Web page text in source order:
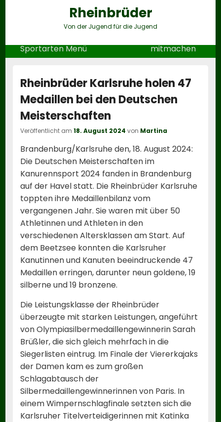
Rheinbrüder
Von der Jugend für die Jugend
Header
Right
Area
Sportarten Menü mitmachen
Rheinbrüder Karlsruhe holen 47
Medaillen bei den Deutschen
Meisterschaften
Veröffentlicht am18. August 2024 von Martina
Brandenburg/Karlsruhe den, 18. August 2024:
Die Deutschen Meisterschaften im
Kanurennsport 2024 fanden in Brandenburg
auf der Havel statt. Die Rheinbrüder Karlsruhe
toppten ihre Medaillenbilanz vom
vergangenen Jahr. Sie waren mit über 50
Athletinnen und Athleten in den
verschiedenen Altersklassen am Start. Auf
dem Beetzsee konnten die Karlsruher
Kanutinnen und Kanuten beeindruckende 47
Medaillen erringen, darunter neun goldene, 19
silberne und 19 bronzene.
Die Leistungsklasse der Rheinbrüder
überzeugte mit starken Leistungen, angeführt
von Olympiasilbermedaillengewinnerin Sarah
Brüßler, die sich gleich mehrfach in die
Siegerlisten eintrug. Im Finale der Viererkajaks
der Damen kam es zum großen
Schlagabtausch der
Silbermedaillengewinnerinnen von Paris. In
einem Wimpernschlagfinale setzten sich die
Karlsruher Titelverteidigerinnen mit Katinka